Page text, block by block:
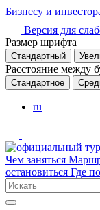
Бизнесу и
Версия для
Размер шрифта
Стандартный
Расстояние между
Стандартное
ru
Чем заняться
остановиться Где